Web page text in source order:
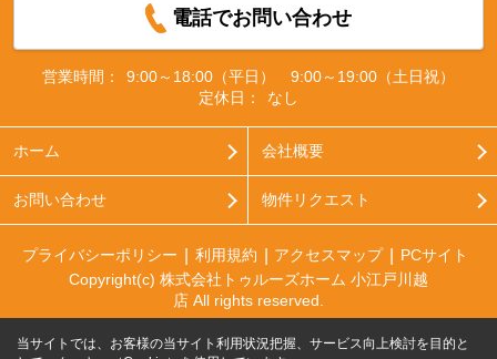
電話でお問い合わせ
営業時間：
9:00～18:00（平日） 9:00～19:00（土日祝）
定休日：
なし
ホーム 会社概要
お問い合わせ 物件リクエスト
プライバシーポリシー 利用規約 アクセスマップ
PCサイト
Copyright(c) 株式会社トゥルーズホーム 小江戸川越
店 All rights reserved.
当サイトでは、お客様の当サイト利用状況把握、サービス向上検討を目的と